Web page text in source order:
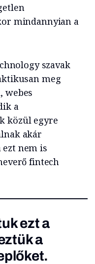
mindannyian a
szavak
meg
webes
a
közül egyre
akár
ezt nem is
fintech
ezt a
a